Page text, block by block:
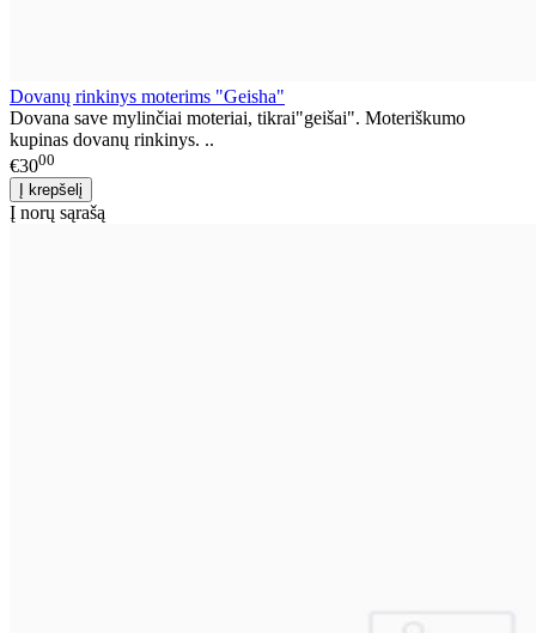
Dovanų rinkinys moterims "Geisha"
Dovana save mylinčiai moteriai, tikrai"geišai". Moteriškumo
kupinas dovanų rinkinys. ..
€3000
Į norų sąrašą